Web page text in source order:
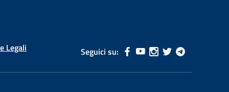
Legali Seguici su: